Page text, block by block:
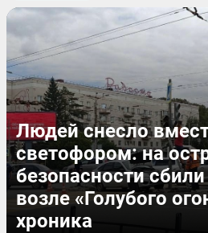
Людей снесло
светофором: на
безопасности
возле «Голубого
хроника